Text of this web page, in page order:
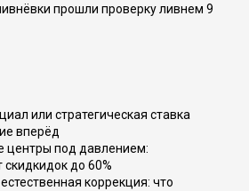
прошли проверку ливнем 9
или стратегическая ставка
вперёд
центры под давлением:
до 60%
коррекция: что